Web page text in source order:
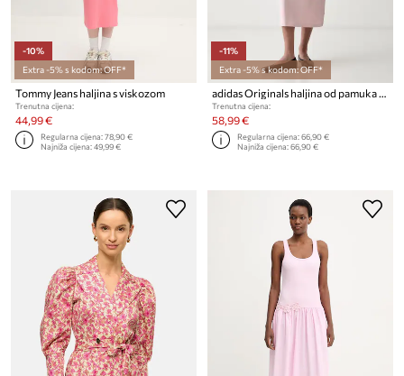
-10%
Extra -5% s kodom: OFF*
Tommy Jeans haljina s viskozom
Trenutna cijena:
44,99 €
Regularna cijena:78,90 €
Najniža cijena:49,99 €
-11%
Extra -5% s kodom: OFF*
adidas Originals haljina od pamuka s elastanom
Trenutna cijena:
58,99 €
Regularna cijena:66,90 €
Najniža cijena:66,90 €